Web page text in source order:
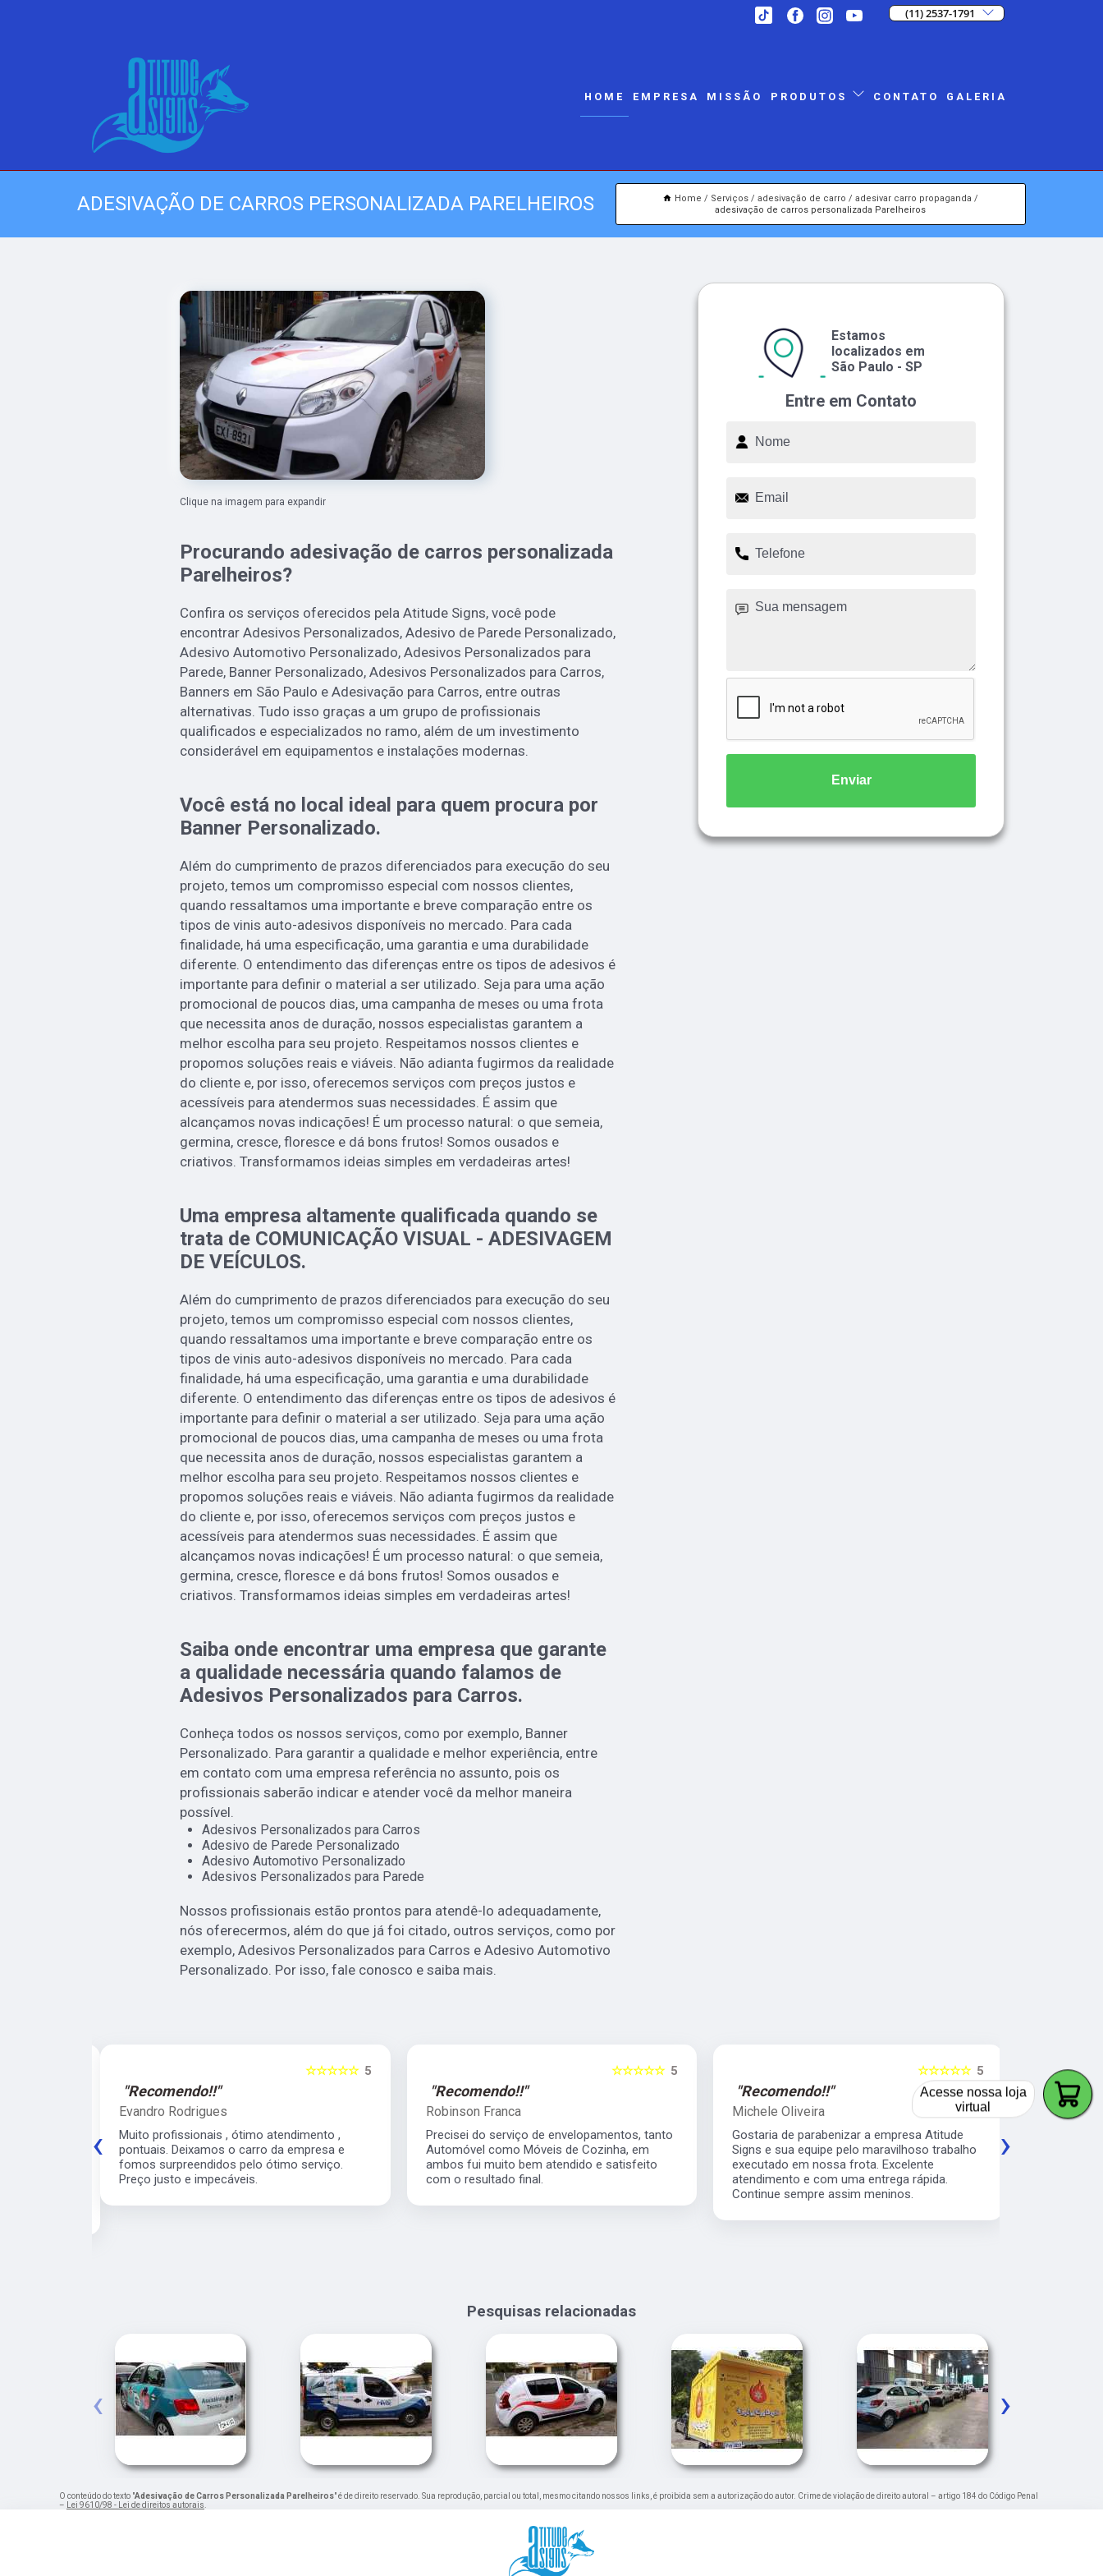
(11) 2537-1791
HOME EMPRESA MISSÃO PRODUTOS CONTATO GALERIA
ADESIVAÇÃO DE CARROS PERSONALIZADA PARELHEIROS Home Serviços adesivação de carro
adesivar carro propaganda
adesivação de carros personalizada Parelheiros
Clique na imagem para expandir
Procurando adesivação de carros personalizada
Parelheiros?
Confira os serviços oferecidos pela Atitude Signs, você pode
encontrar Adesivos Personalizados, Adesivo de Parede Personalizado,
Adesivo Automotivo Personalizado, Adesivos Personalizados para
Parede, Banner Personalizado, Adesivos Personalizados para Carros,
Banners em São Paulo e Adesivação para Carros, entre outras
alternativas. Tudo isso graças a um grupo de profissionais
qualificados e especializados no ramo, além de um investimento
considerável em equipamentos e instalações modernas.
Você está no local ideal para quem procura por
Banner Personalizado.
Além do cumprimento de prazos diferenciados para execução do seu
projeto, temos um compromisso especial com nossos clientes,
quando ressaltamos uma importante e breve comparação entre os
tipos de vinis auto-adesivos disponíveis no mercado. Para cada
finalidade, há uma especificação, uma garantia e uma durabilidade
diferente. O entendimento das diferenças entre os tipos de adesivos é
importante para definir o material a ser utilizado. Seja para uma ação
promocional de poucos dias, uma campanha de meses ou uma frota
que necessita anos de duração, nossos especialistas garantem a
melhor escolha para seu projeto. Respeitamos nossos clientes e
propomos soluções reais e viáveis. Não adianta fugirmos da realidade
do cliente e, por isso, oferecemos serviços com preços justos e
acessíveis para atendermos suas necessidades. É assim que
alcançamos novas indicações! É um processo natural: o que semeia,
germina, cresce, floresce e dá bons frutos! Somos ousados e
criativos. Transformamos ideias simples em verdadeiras artes!
Uma empresa altamente qualificada quando se
trata de COMUNICAÇÃO VISUAL - ADESIVAGEM
DE VEÍCULOS.
Além do cumprimento de prazos diferenciados para execução do seu
projeto, temos um compromisso especial com nossos clientes,
quando ressaltamos uma importante e breve comparação entre os
tipos de vinis auto-adesivos disponíveis no mercado. Para cada
finalidade, há uma especificação, uma garantia e uma durabilidade
diferente. O entendimento das diferenças entre os tipos de adesivos é
importante para definir o material a ser utilizado. Seja para uma ação
promocional de poucos dias, uma campanha de meses ou uma frota
que necessita anos de duração, nossos especialistas garantem a
melhor escolha para seu projeto. Respeitamos nossos clientes e
propomos soluções reais e viáveis. Não adianta fugirmos da realidade
do cliente e, por isso, oferecemos serviços com preços justos e
acessíveis para atendermos suas necessidades. É assim que
alcançamos novas indicações! É um processo natural: o que semeia,
germina, cresce, floresce e dá bons frutos! Somos ousados e
criativos. Transformamos ideias simples em verdadeiras artes!
Saiba onde encontrar uma empresa que garante
a qualidade necessária quando falamos de
Adesivos Personalizados para Carros.
Conheça todos os nossos serviços, como por exemplo, Banner
Personalizado. Para garantir a qualidade e melhor experiência, entre
em contato com uma empresa referência no assunto, pois os
profissionais saberão indicar e atender você da melhor maneira
possível.
Adesivos Personalizados para Carros
Adesivo de Parede Personalizado
Adesivo Automotivo Personalizado
Adesivos Personalizados para Parede
Nossos profissionais estão prontos para atendê-lo adequadamente,
nós oferecermos, além do que já foi citado, outros serviços, como por
exemplo, Adesivos Personalizados para Carros e Adesivo Automotivo
Personalizado. Por isso, fale conosco e saiba mais.
Entre em Contato
Estamos
localizados em
São Paulo - SP
Enviar
5
☆☆☆☆☆
"Recomendo!!"
Evandro Rodrigues
Muito profissionais , ótimo atendimento ,
pontuais. Deixamos o carro da empresa e
fomos surpreendidos pelo ótimo serviço.
Preço justo e impecáveis.
5
☆☆☆☆☆
"Recomendo!!"
Robinson Franca
Precisei do serviço de envelopamentos, tanto
Automóvel como Móveis de Cozinha, em
ambos fui muito bem atendido e satisfeito
com o resultado final.
5
☆☆☆☆☆
"Recomendo!!"
Michele Oliveira
Gostaria de parabenizar a empresa Atitude
Signs e sua equipe pelo maravilhoso trabalho
executado em nossa frota. Excelente
atendimento e com uma entrega rápida.
Continue sempre assim meninos.
Keith
‹ ›
Pesquisas relacionadas
‹ ›
O conteúdo do texto "Adesivação de Carros Personalizada Parelheiros" é de direito reservado. Sua reprodução, parcial ou total, mesmo citando nossos links, é proibida sem a autorização do autor. Crime de violação de direito autoral – artigo 184 do Código Penal
–
Lei 9610/98 - Lei de direitos autorais
Acesse nossa loja
virtual